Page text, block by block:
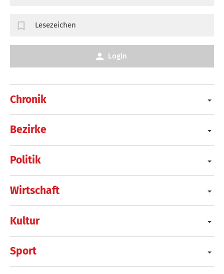
Chronik
Bezirke
Politik
Wirtschaft
Kultur
Sport
Lesezeichen
Login